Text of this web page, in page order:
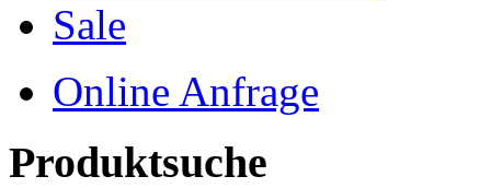
Sale
Online Anfrage
Produktsuche